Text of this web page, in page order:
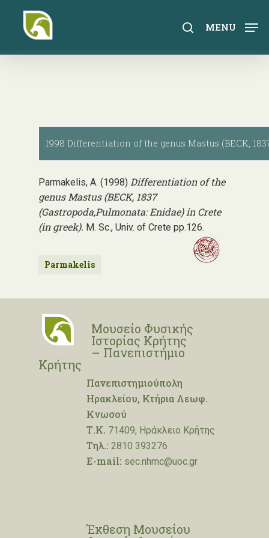
content
search
MENU
1998 Differentiation of the genus Mastus (BECK,
Parmakelis, A. (1998) Differentiation of the
genus Mastus (BECK, 1837
(Gastropoda,Pulmonata: Enidae) in Crete
(in greek). M. Sc., Univ. of Crete pp.126.
Parmakelis
Μουσείο Φυσικής
Ιστορίας Κρήτης
– Πανεπιστήμιο
Κρήτης
Πανεπιστημιούπολη
Ηρακλείου, Κτήρια Λεωφ.
Κνωσού
Τ.Κ. 71409, Ηράκλειο Κρήτης
Τηλ.: 2810 393276
E-mail: sec.nhmc@uoc.gr
Έκθεση Μουσείου